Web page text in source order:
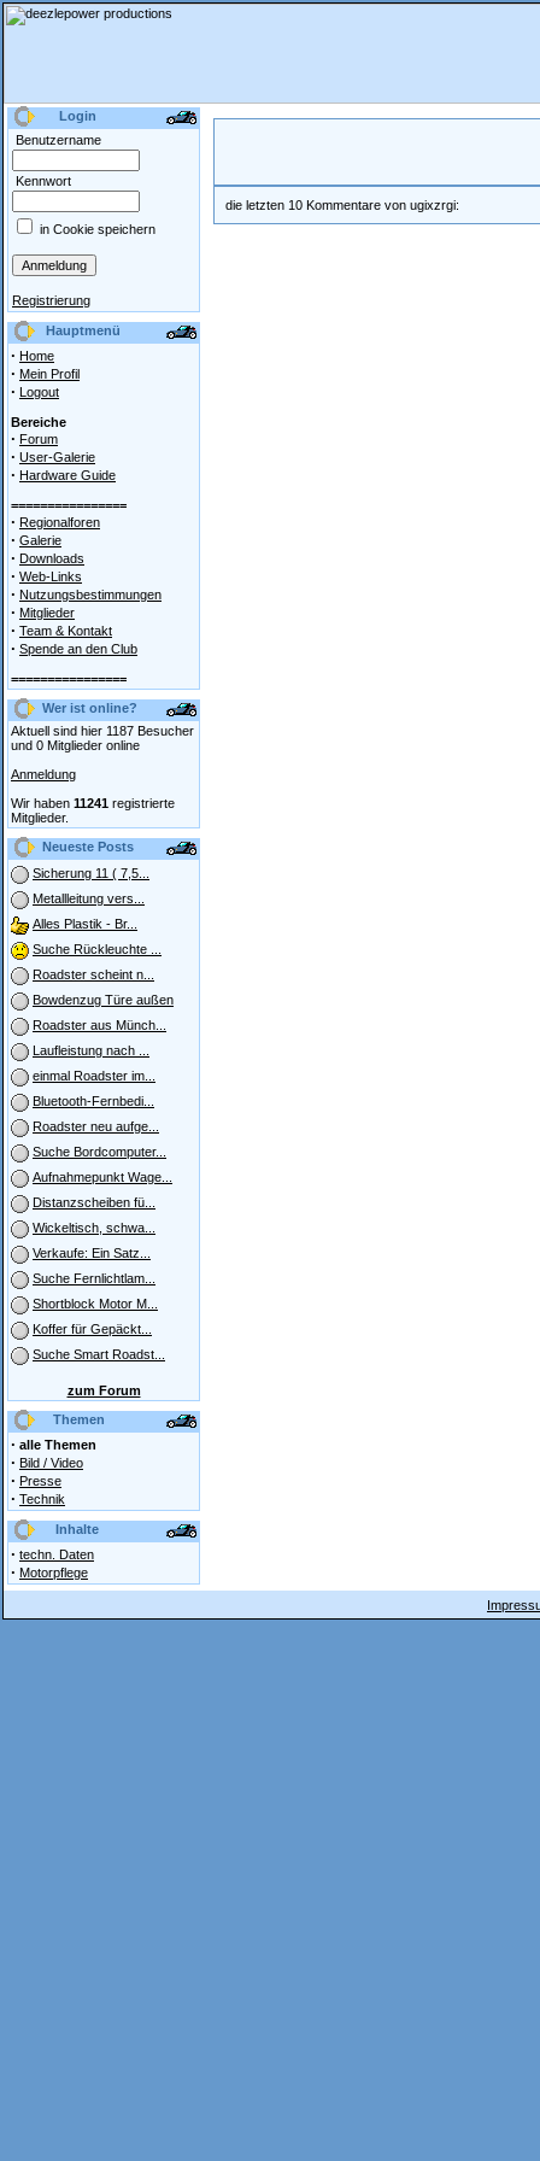
Login
Benutzername
Kennwort
in Cookie speichern
Registrierung
Hauptmenü
· Home
· Mein Profil
· Logout
Bereiche
· Forum
· User-Galerie
· Hardware Guide
================
· Regionalforen
· Galerie
· Downloads
· Web-Links
· Nutzungsbestimmungen
· Mitglieder
· Team & Kontakt
· Spende an den Club
================
Wer ist online?
Aktuell sind hier 1187 Besucher
und 0 Mitglieder online
Anmeldung
Wir haben 11241 registrierte
Mitglieder.
Neueste Posts
Sicherung 11 ( 7,5...
Metallleitung vers...
Alles Plastik - Br...
Suche Rückleuchte ...
Roadster scheint n...
Bowdenzug Türe außen
Roadster aus Münch...
Laufleistung nach ...
einmal Roadster im...
Bluetooth-Fernbedi...
Roadster neu aufge...
Suche Bordcomputer...
Aufnahmepunkt Wage...
Distanzscheiben fü...
Wickeltisch, schwa...
Verkaufe: Ein Satz...
Suche Fernlichtlam...
Shortblock Motor M...
Koffer für Gepäckt...
Suche Smart Roadst...
zum Forum
Themen
· alle Themen
· Bild / Video
· Presse
· Technik
Inhalte
· techn. Daten
· Motorpflege
die letzten 10 Kommentare von ugixzrgi: